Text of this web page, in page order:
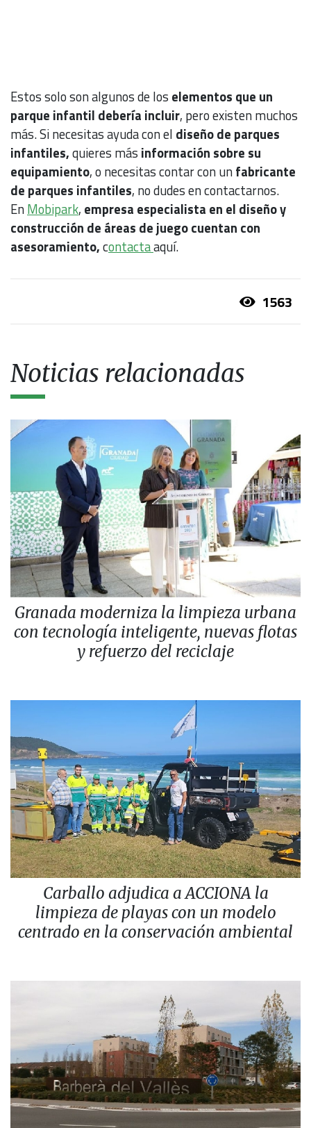
Estos solo son algunos de los elementos que un
parque infantil debería incluir, pero existen muchos
más. Si necesitas ayuda con el diseño de parques
infantiles,quieres más información sobre su
equipamiento, o necesitas contar con unfabricante
de parques infantiles, no dudes en contactarnos.
EnMobipark, empresa especialista en el diseño y
construcción de áreas de juego cuentan con
asesoramiento,contactaaquí.
1563
Noticias relacionadas
Granada moderniza la limpieza urbana
con tecnología inteligente, nuevas flotas
y refuerzo del reciclaje
Carballo adjudica a ACCIONA la
limpieza de playas con un modelo
centrado en la conservación ambiental